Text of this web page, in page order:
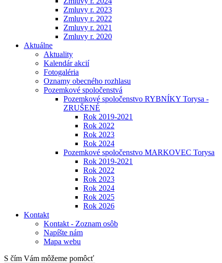
Zmluvy r. 2023
Zmluvy r. 2022
Zmluvy r. 2021
Zmluvy r. 2020
Aktuálne
Aktuality
Kalendár akcií
Fotogaléria
Oznamy obecného rozhlasu
Pozemkové spoločenstvá
Pozemkové spoločenstvo RYBNÍKY Torysa -
ZRUŠENÉ
Rok 2019-2021
Rok 2022
Rok 2023
Rok 2024
Pozemkové spoločenstvo MARKOVEC Torysa
Rok 2019-2021
Rok 2022
Rok 2023
Rok 2024
Rok 2025
Rok 2026
Kontakt
Kontakt - Zoznam osôb
Napíšte nám
Mapa webu
S čím Vám môžeme pomôcť